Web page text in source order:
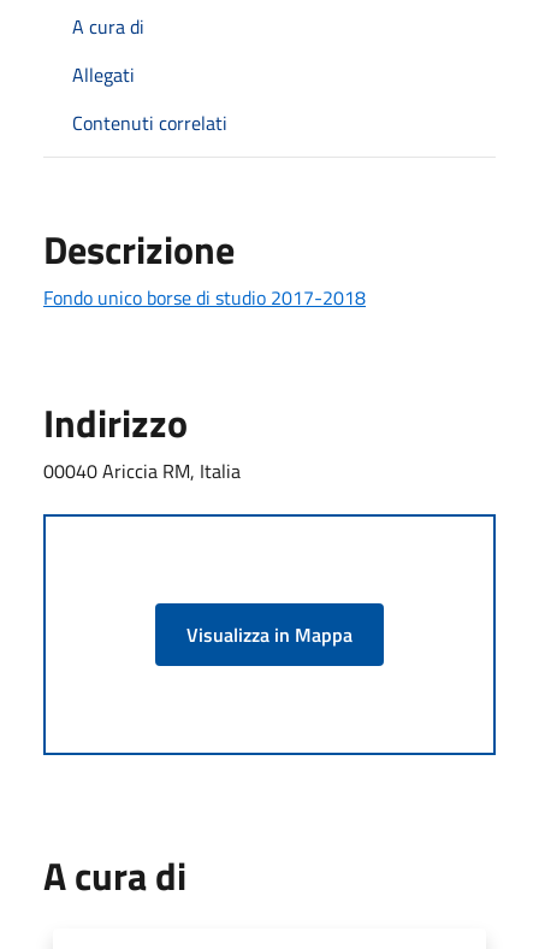
A cura di
Allegati
Contenuti correlati
Descrizione
Fondo unico borse di studio 2017-2018
Indirizzo
00040 Ariccia RM, Italia
Visualizza in Mappa
A cura di